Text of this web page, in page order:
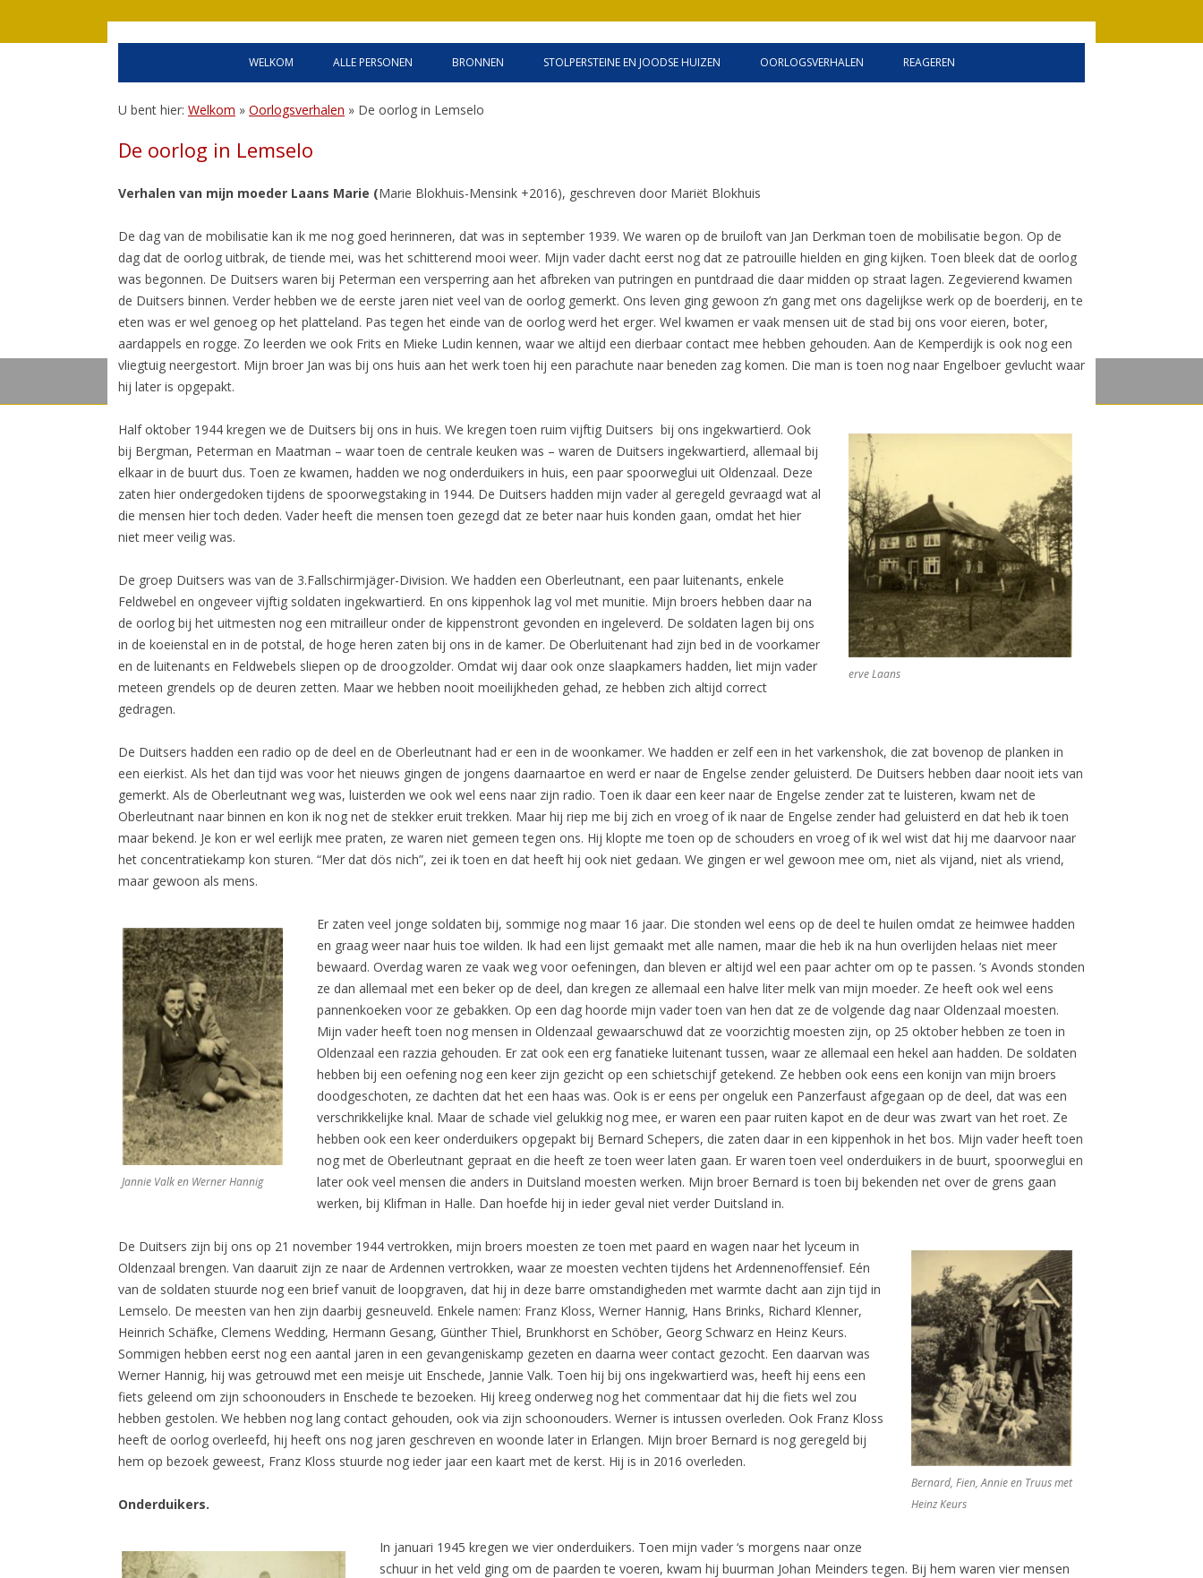
Skip
to
content
WELKOM ALLE PERSONEN BRONNEN STOLPERSTEINE EN JOODSE HUIZEN OORLOGSVERHALEN REAGEREN
U bent hier: Welkom » Oorlogsverhalen » De oorlog in Lemselo
De oorlog in Lemselo
Verhalen van mijn moeder Laans Marie (Marie Blokhuis-Mensink +2016), geschreven door Mariët Blokhuis
De dag van de mobilisatie kan ik me nog goed herinneren, dat was in september 1939. We waren op de bruiloft van Jan Derkman toen de mobilisatie begon. Op de
dag dat de oorlog uitbrak, de tiende mei, was het schitterend mooi weer. Mijn vader dacht eerst nog dat ze patrouille hielden en ging kijken. Toen bleek dat de oorlog
was begonnen. De Duitsers waren bij Peterman een versperring aan het afbreken van putringen en puntdraad die daar midden op straat lagen. Zegevierend kwamen
de Duitsers binnen. Verder hebben we de eerste jaren niet veel van de oorlog gemerkt. Ons leven ging gewoon z’n gang met ons dagelijkse werk op de boerderij, en te
eten was er wel genoeg op het platteland. Pas tegen het einde van de oorlog werd het erger. Wel kwamen er vaak mensen uit de stad bij ons voor eieren, boter,
aardappels en rogge. Zo leerden we ook Frits en Mieke Ludin kennen, waar we altijd een dierbaar contact mee hebben gehouden. Aan de Kemperdijk is ook nog een
vliegtuig neergestort. Mijn broer Jan was bij ons huis aan het werk toen hij een parachute naar beneden zag komen. Die man is toen nog naar Engelboer gevlucht waar
hij later is opgepakt.
erve Laans
Half oktober 1944 kregen we de Duitsers bij ons in huis. We kregen toen ruim vijftig Duitsers bij ons ingekwartierd. Ook
bij Bergman, Peterman en Maatman – waar toen de centrale keuken was – waren de Duitsers ingekwartierd, allemaal bij
elkaar in de buurt dus. Toen ze kwamen, hadden we nog onderduikers in huis, een paar spoorweglui uit Oldenzaal. Deze
zaten hier ondergedoken tijdens de spoorwegstaking in 1944. De Duitsers hadden mijn vader al geregeld gevraagd wat al
die mensen hier toch deden. Vader heeft die mensen toen gezegd dat ze beter naar huis konden gaan, omdat het hier
niet meer veilig was.
De groep Duitsers was van de 3.Fallschirmjäger-Division. We hadden een Oberleutnant, een paar luitenants, enkele
Feldwebel en ongeveer vijftig soldaten ingekwartierd. En ons kippenhok lag vol met munitie. Mijn broers hebben daar na
de oorlog bij het uitmesten nog een mitrailleur onder de kippenstront gevonden en ingeleverd. De soldaten lagen bij ons
in de koeienstal en in de potstal, de hoge heren zaten bij ons in de kamer. De Oberluitenant had zijn bed in de voorkamer
en de luitenants en Feldwebels sliepen op de droogzolder. Omdat wij daar ook onze slaapkamers hadden, liet mijn vader
meteen grendels op de deuren zetten. Maar we hebben nooit moeilijkheden gehad, ze hebben zich altijd correct
gedragen.
De Duitsers hadden een radio op de deel en de Oberleutnant had er een in de woonkamer. We hadden er zelf een in het varkenshok, die zat bovenop de planken in
een eierkist. Als het dan tijd was voor het nieuws gingen de jongens daarnaartoe en werd er naar de Engelse zender geluisterd. De Duitsers hebben daar nooit iets van
gemerkt. Als de Oberleutnant weg was, luisterden we ook wel eens naar zijn radio. Toen ik daar een keer naar de Engelse zender zat te luisteren, kwam net de
Oberleutnant naar binnen en kon ik nog net de stekker eruit trekken. Maar hij riep me bij zich en vroeg of ik naar de Engelse zender had geluisterd en dat heb ik toen
maar bekend. Je kon er wel eerlijk mee praten, ze waren niet gemeen tegen ons. Hij klopte me toen op de schouders en vroeg of ik wel wist dat hij me daarvoor naar
het concentratiekamp kon sturen. “Mer dat dös nich”, zei ik toen en dat heeft hij ook niet gedaan. We gingen er wel gewoon mee om, niet als vijand, niet als vriend,
maar gewoon als mens.
Jannie Valk en Werner Hannig
Er zaten veel jonge soldaten bij, sommige nog maar 16 jaar. Die stonden wel eens op de deel te huilen omdat ze heimwee hadden
en graag weer naar huis toe wilden. Ik had een lijst gemaakt met alle namen, maar die heb ik na hun overlijden helaas niet meer
bewaard. Overdag waren ze vaak weg voor oefeningen, dan bleven er altijd wel een paar achter om op te passen. ’s Avonds stonden
ze dan allemaal met een beker op de deel, dan kregen ze allemaal een halve liter melk van mijn moeder. Ze heeft ook wel eens
pannenkoeken voor ze gebakken. Op een dag hoorde mijn vader toen van hen dat ze de volgende dag naar Oldenzaal moesten.
Mijn vader heeft toen nog mensen in Oldenzaal gewaarschuwd dat ze voorzichtig moesten zijn, op 25 oktober hebben ze toen in
Oldenzaal een razzia gehouden. Er zat ook een erg fanatieke luitenant tussen, waar ze allemaal een hekel aan hadden. De soldaten
hebben bij een oefening nog een keer zijn gezicht op een schietschijf getekend. Ze hebben ook eens een konijn van mijn broers
doodgeschoten, ze dachten dat het een haas was. Ook is er eens per ongeluk een Panzerfaust afgegaan op de deel, dat was een
verschrikkelijke knal. Maar de schade viel gelukkig nog mee, er waren een paar ruiten kapot en de deur was zwart van het roet. Ze
hebben ook een keer onderduikers opgepakt bij Bernard Schepers, die zaten daar in een kippenhok in het bos. Mijn vader heeft toen
nog met de Oberleutnant gepraat en die heeft ze toen weer laten gaan. Er waren toen veel onderduikers in de buurt, spoorweglui en
later ook veel mensen die anders in Duitsland moesten werken. Mijn broer Bernard is toen bij bekenden net over de grens gaan
werken, bij Klifman in Halle. Dan hoefde hij in ieder geval niet verder Duitsland in.
Bernard, Fien, Annie en Truus met
Heinz Keurs
De Duitsers zijn bij ons op 21 november 1944 vertrokken, mijn broers moesten ze toen met paard en wagen naar het lyceum in
Oldenzaal brengen. Van daaruit zijn ze naar de Ardennen vertrokken, waar ze moesten vechten tijdens het Ardennenoffensief. Eén
van de soldaten stuurde nog een brief vanuit de loopgraven, dat hij in deze barre omstandigheden met warmte dacht aan zijn tijd in
Lemselo. De meesten van hen zijn daarbij gesneuveld. Enkele namen: Franz Kloss, Werner Hannig, Hans Brinks, Richard Klenner,
Heinrich Schäfke, Clemens Wedding, Hermann Gesang, Günther Thiel, Brunkhorst en Schöber, Georg Schwarz en Heinz Keurs.
Sommigen hebben eerst nog een aantal jaren in een gevangeniskamp gezeten en daarna weer contact gezocht. Een daarvan was
Werner Hannig, hij was getrouwd met een meisje uit Enschede, Jannie Valk. Toen hij bij ons ingekwartierd was, heeft hij eens een
fiets geleend om zijn schoonouders in Enschede te bezoeken. Hij kreeg onderweg nog het commentaar dat hij die fiets wel zou
hebben gestolen. We hebben nog lang contact gehouden, ook via zijn schoonouders. Werner is intussen overleden. Ook Franz Kloss
heeft de oorlog overleefd, hij heeft ons nog jaren geschreven en woonde later in Erlangen. Mijn broer Bernard is nog geregeld bij
hem op bezoek geweest, Franz Kloss stuurde nog ieder jaar een kaart met de kerst. Hij is in 2016 overleden.
Onderduikers.
In januari 1945 kregen we vier onderduikers. Toen mijn vader ‘s morgens naar onze
schuur in het veld ging om de paarden te voeren, kwam hij buurman Johan Meinders tegen. Bij hem waren vier mensen